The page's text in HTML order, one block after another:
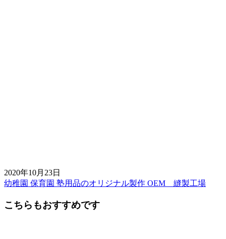
2020年10月23日
前
後
幼稚園 保育園 塾用品のオリジナル製作 OEM 縫製工場
こちらもおすすめです